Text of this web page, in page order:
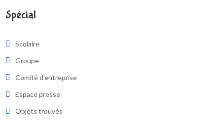
Spécial
Scolaire
Groupe
Comité d'entreprise
Espace presse
Objets trouvés